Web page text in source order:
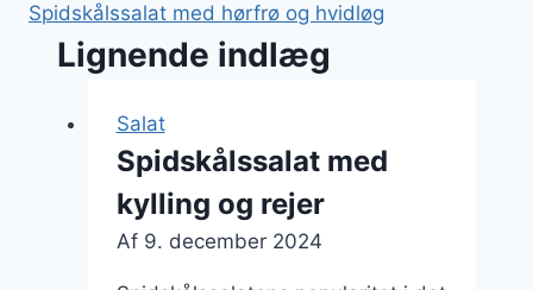
Spidskålssalat med hørfrø og hvidløg
Lignende indlæg
Salat
Spidskålssalat med
kylling og rejer
Af 9. december 2024